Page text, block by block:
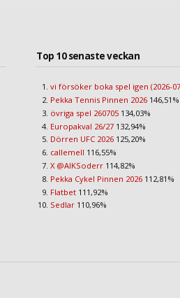
Top 10 senaste veckan
vi försöker boka spel igen (2026-
Pekka Tennis Pinnen 2026 146,51%
övriga spel 260705 134,03%
Europakval 26/27 132,94%
Dörren UFC 2026 125,20%
callemell 116,55%
X @AIKSoderr 114,82%
Pekka Cykel Pinnen 2026 112,81%
Flatbet 111,92%
Sedlar 110,96%